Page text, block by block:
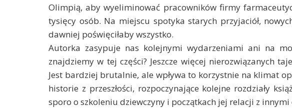
Olimpią, aby wyeliminować pracowników firmy
tysięcy osób. Na miejscu spotyka starych przyjaciół,
dawniej poświęciłaby wszystko.
Autorka zasypuje nas kolejnymi wydarzeniami ani na
znajdziemy w tej części? Jeszcze więcej nierozwiązanych
Jest bardziej brutalnie, ale wpływa to korzystnie na klimat
historie z przeszłości, rozpoczynające kolejne rozdziały
sporo o szkoleniu dziewczyny i początkach jej relacji z